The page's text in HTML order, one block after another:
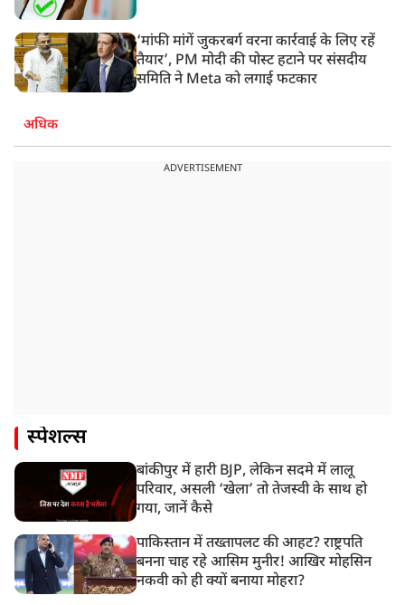
‘मांफी मांगें जुकरबर्ग वरना कार्रवाई के लिए रहें
तैयार’, PM मोदी की पोस्ट हटाने पर संसदीय
समिति ने Meta को लगाई फटकार
अधिक
ADVERTISEMENT
स्पेशल्स
बांकीपुर में हारी BJP, लेकिन सदमे में लालू
परिवार, असली ‘खेला’ तो तेजस्वी के साथ हो
गया, जानें कैसे
पाकिस्तान में तख्तापलट की आहट? राष्ट्रपति
बनना चाह रहे आसिम मुनीर! आखिर मोहसिन
नकवी को ही क्यों बनाया मोहरा?